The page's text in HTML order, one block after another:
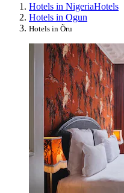
Hotels in NigeriaHotels
Hotels in Ogun
Hotels in Õru